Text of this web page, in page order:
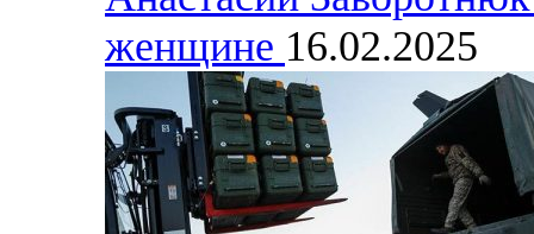
женщине 16.02.2025